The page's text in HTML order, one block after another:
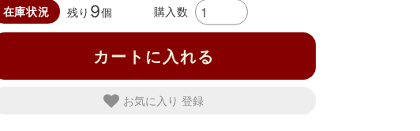
在庫状況 残り 9個 購入数
カートに入れる
お気に入り